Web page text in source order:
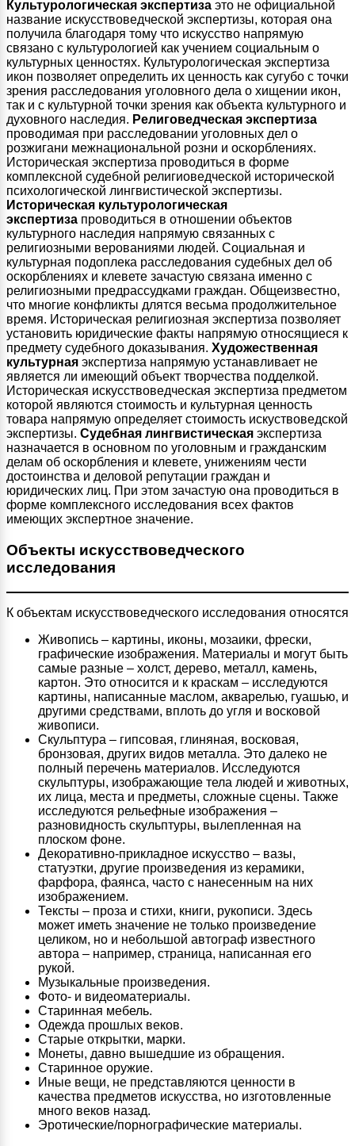
Культурологическая экспертиза это не официальной
название искусствоведческой экспертизы, которая она
получила благодаря тому что искусство напрямую
связано с культурологией как учением социальным о
культурных ценностях. Культурологическая экспертиза
икон позволяет определить их ценность как сугубо с точки
зрения расследования уголовного дела о хищении икон,
так и с культурной точки зрения как объекта культурного и
духовного наследия. Религоведческая экспертиза
проводимая при расследовании уголовных дел о
розжигани межнациональной розни и оскорблениях.
Историческая экспертиза проводиться в форме
комплексной судебной религиоведческой исторической
психологической лингвистической экспертизы.
Историческая культурологическая
экспертиза проводиться в отношении объектов
культурного наследия напрямую связанных с
религиозными верованиями людей. Социальная и
культурная подоплека расследования судебных дел об
оскорблениях и клевете зачастую связана именно с
религиозными предрассудками граждан. Общеизвестно,
что многие конфликты длятся весьма продолжительное
время. Историческая религиозная экспертиза позволяет
установить юридические факты напрямую относящиеся к
предмету судебного доказывания. Художественная
культурная экспертиза напрямую устанавливает не
является ли имеющий объект творчества подделкой.
Историческая искусствоведческая экспертиза предметом
которой являются стоимость и культурная ценность
товара напрямую определяет стоимость искуствоведской
экспертизы. Судебная лингвистическая экспертиза
назначается в основном по уголовным и гражданским
делам об оскорбления и клевете, унижениям чести
достоинства и деловой репутации граждан и
юридических лиц. При этом зачастую она проводиться в
форме комплексного исследования всех фактов
имеющих экспертное значение.
Объекты искусствоведческого
исследования
К объектам искусствоведческого исследования относятся
Живопись – картины, иконы, мозаики, фрески,
графические изображения. Материалы и могут быть
самые разные – холст, дерево, металл, камень,
картон. Это относится и к краскам – исследуются
картины, написанные маслом, акварелью, гуашью, и
другими средствами, вплоть до угля и восковой
живописи.
Скульптура – гипсовая, глиняная, восковая,
бронзовая, других видов металла. Это далеко не
полный перечень материалов. Исследуются
скульптуры, изображающие тела людей и животных,
их лица, места и предметы, сложные сцены. Также
исследуются рельефные изображения –
разновидность скульптуры, вылепленная на
плоском фоне.
Декоративно-прикладное искусство – вазы,
статуэтки, другие произведения из керамики,
фарфора, фаянса, часто с нанесенным на них
изображением.
Тексты – проза и стихи, книги, рукописи. Здесь
может иметь значение не только произведение
целиком, но и небольшой автограф известного
автора – например, страница, написанная его
рукой.
Музыкальные произведения.
Фото- и видеоматериалы.
Старинная мебель.
Одежда прошлых веков.
Старые открытки, марки.
Монеты, давно вышедшие из обращения.
Старинное оружие.
Иные вещи, не представляются ценности в
качества предметов искусства, но изготовленные
много веков назад.
Эротические/порнографические материалы.